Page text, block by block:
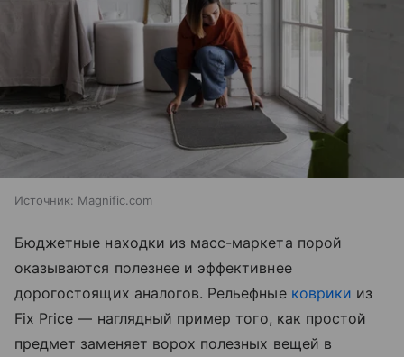
Источник: Magnific.com
Бюджетные находки из масс-маркета порой
оказываются полезнее и эффективнее
дорогостоящих аналогов. Рельефные коврики из
Fix Price — наглядный пример того, как простой
предмет заменяет ворох полезных вещей в